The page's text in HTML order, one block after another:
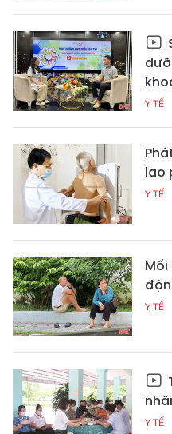
Y TẾ
lao
Y TẾ
Y TẾ
Y TẾ